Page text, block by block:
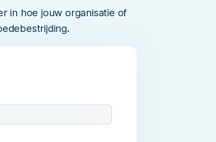
in hoe jouw organisatie of